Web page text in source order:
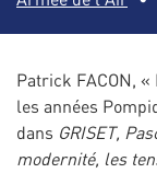
Patrick FACON,
les années
dans GRISET,
modernité, les